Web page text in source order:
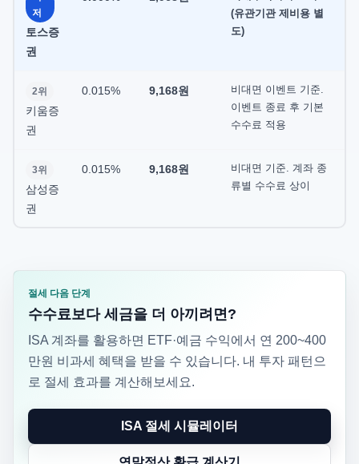
저
토스증
권
(유관기관 제비용 별
도)
2위
키움증
권
0.015% 9,168원
비대면 이벤트 기준.
이벤트 종료 후 기본
수수료 적용
3위
삼성증
권
0.015% 9,168원
비대면 기준. 계좌 종
류별 수수료 상이
절세 다음 단계
수수료보다 세금을 더 아끼려면?
ISA 계좌를 활용하면 ETF·예금 수익에서 연 200~400
만원 비과세 혜택을 받을 수 있습니다. 내 투자 패턴으
로 절세 효과를 계산해보세요.
ISA 절세 시뮬레이터